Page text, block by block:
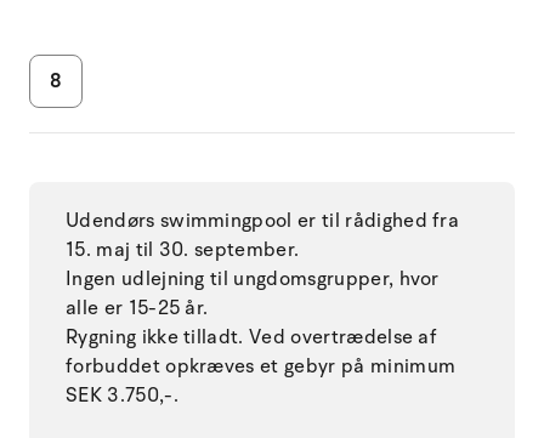
8
Udendørs swimmingpool er til rådighed fra
15. maj til 30. september.
Ingen udlejning til ungdomsgrupper, hvor
alle er 15-25 år.
Rygning ikke tilladt. Ved overtrædelse af
forbuddet opkræves et gebyr på minimum
SEK 3.750,-.